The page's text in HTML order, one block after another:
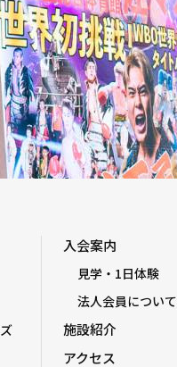
入会案内
見学・1日体験
法人会員について
施設紹介
アクセス